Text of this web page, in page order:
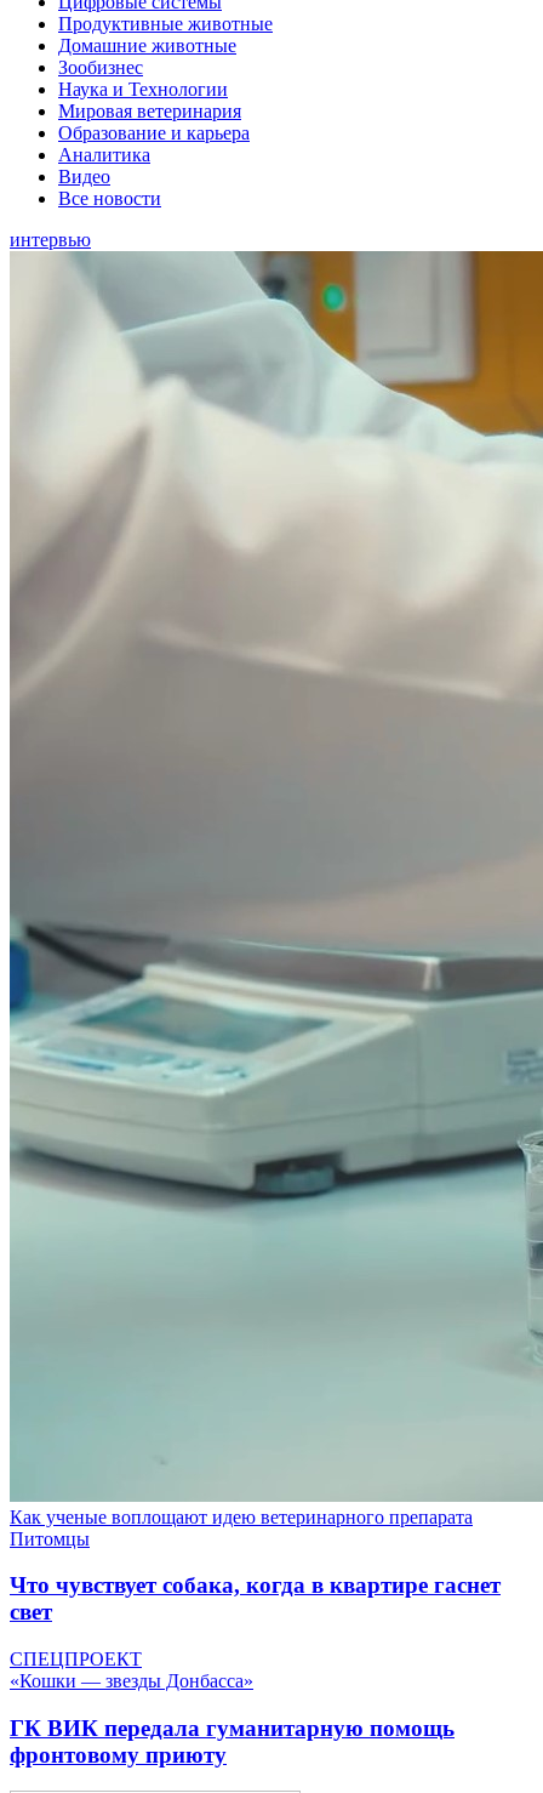
Продуктивные животные
Домашние животные
Зообизнес
Наука и Технологии
Мировая ветеринария
Образование и карьера
Аналитика
Видео
Все новости
интервью
Как ученые воплощают идею ветеринарного препарата
Питомцы
Что чувствует собака, когда в квартире гаснет
свет
СПЕЦПРОЕКТ
«Кошки — звезды Донбасса»
ГК ВИК передала гуманитарную помощь
фронтовому приюту